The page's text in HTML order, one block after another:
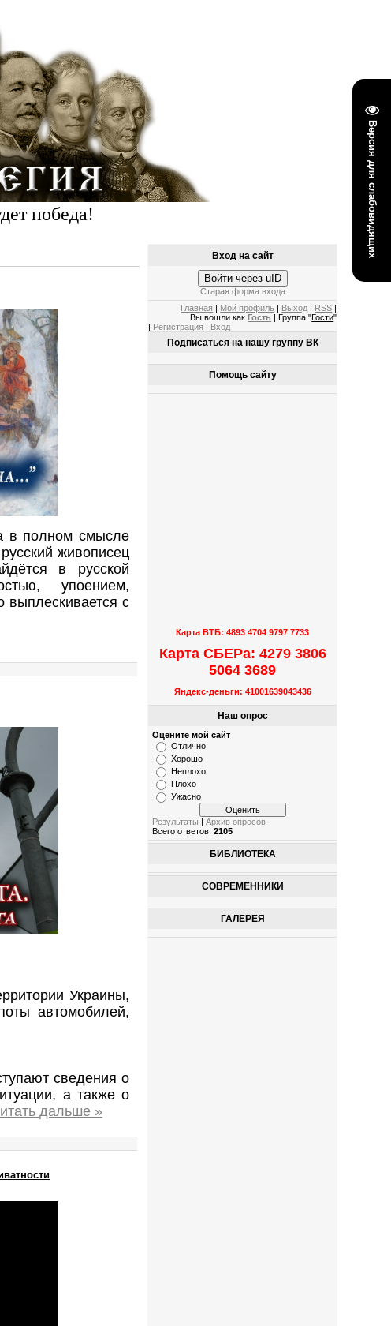
Версия для слабовидящих
победа!
в полном смысле
живописец
в русской
упоением,
выплескивается с
Украины,
автомобилей,
сведения о
а также о
дальше »
Вход на сайт
Войти через uID
Старая форма входа
Главная
Мой профиль Выход RSS
Вы вошли как Гость | Группа "Гости"
Регистрация Вход
Подписаться на нашу группу ВК
Помощь сайту
Карта ВТБ: 4893 4704 9797 7733
Карта СБЕРа: 4279 3806
5064 3689
Яндекс-деньги: 41001639043436
Наш опрос
Оцените мой сайт
Отлично
Хорошо
Неплохо
Плохо
Ужасно
Результаты |Архив опросов
Всего ответов:2105
БИБЛИОТЕКА
СОВРЕМЕННИКИ
ГАЛЕРЕЯ